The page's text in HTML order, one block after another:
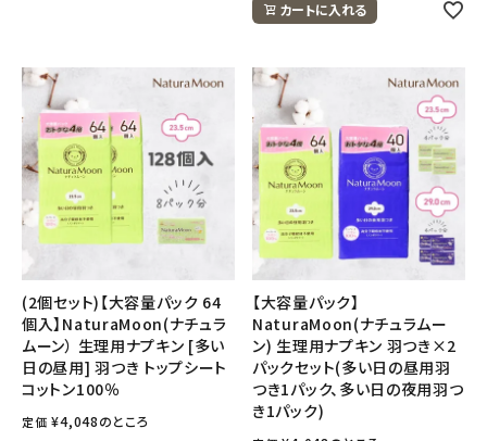
カートに入れる
(2個セット)【大容量パック 64
個入】NaturaMoon(ナチュラ
ムーン） 生理用ナプキン [多い
日の昼用] 羽つき トップシート
コットン100％
定価 ¥4,048のところ
【大容量パック】
NaturaMoon(ナチュラムー
ン) 生理用ナプキン 羽つき×2
パックセット(多い日の昼用羽
つき1パック、多い日の夜用羽つ
き1パック)